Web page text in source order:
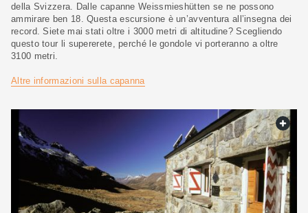
della Svizzera. Dalle capanne Weissmieshütten se ne possono
ammirare ben 18. Questa escursione è un’avventura all’insegna dei
record. Siete mai stati oltre i 3000 metri di altitudine? Scegliendo
questo tour li supererete, perché le gondole vi porteranno a oltre
3100 metri.
Altre informazioni sulla capanna